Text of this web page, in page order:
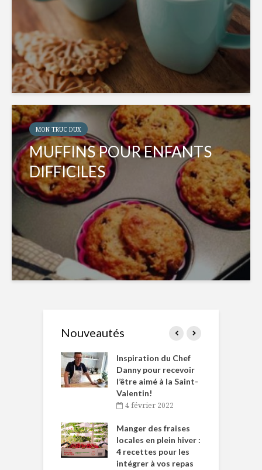
MON TRUC DUX
MUFFINS POUR ENFANTS
DIFFICILES
Nouveautés
Inspiration du Chef
Danny pour recevoir
l’être aimé à la Saint-
Valentin!
4 février 2022
Manger des fraises
locales en plein hiver :
4 recettes pour les
intégrer à vos repas